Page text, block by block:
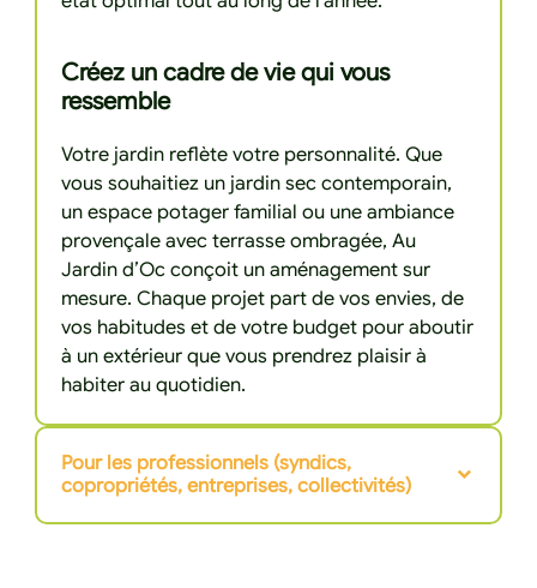
Créez un cadre de vie qui vous
ressemble
Votre jardin reflète votre personnalité. Que
vous souhaitiez un jardin sec contemporain,
un espace potager familial ou une ambiance
provençale avec terrasse ombragée, Au
Jardin d’Oc conçoit un aménagement sur
mesure. Chaque projet part de vos envies, de
vos habitudes et de votre budget pour aboutir
à un extérieur que vous prendrez plaisir à
habiter au quotidien.
Pour les professionnels (syndics,
copropriétés, entreprises, collectivités)